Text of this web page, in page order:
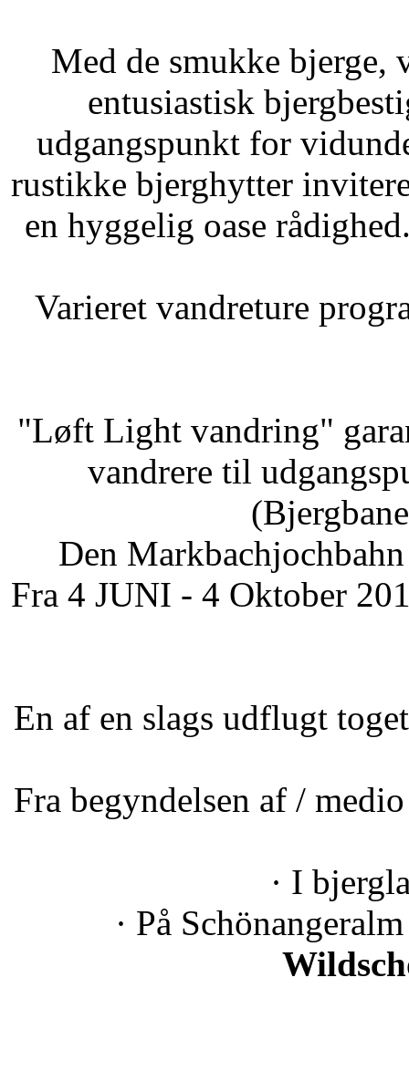
Med de smukke
entusiastisk
udgangspunkt for
rustikke bjerghytter
en hyggelig oase
Varieret vandreture
"Løft Light vandring"
vandrere til
Den
Fra 4 JUNI - 4 Oktober
En af en slags udflugt
Fra begyndelsen af ​​/
· I
· På